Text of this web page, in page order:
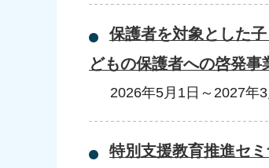
保護者を対象とした
どもの保護者への啓発事
2026年5月1日 ～ 2027年
特別支援教育推進セ